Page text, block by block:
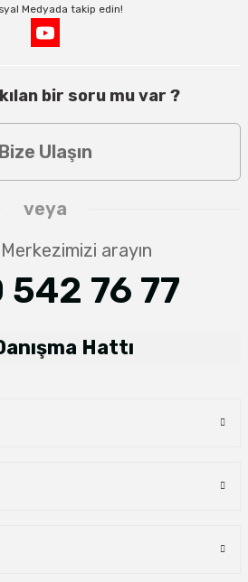
Medyada takip edin!
bir soru mu var ?
Bize Ulaşın
veya
arayın
76 77
Hattı